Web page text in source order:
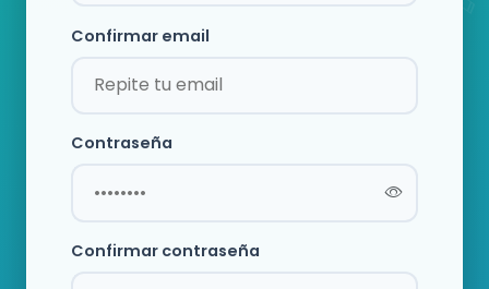
Confirmar email
Contraseña
Confirmar contraseña